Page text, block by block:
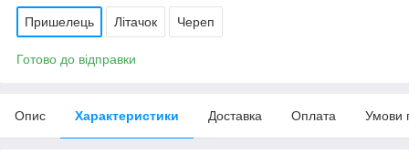
Пришелець Літачок Череп
Готово до відправки
Опис Характеристики Доставка Оплата Умови